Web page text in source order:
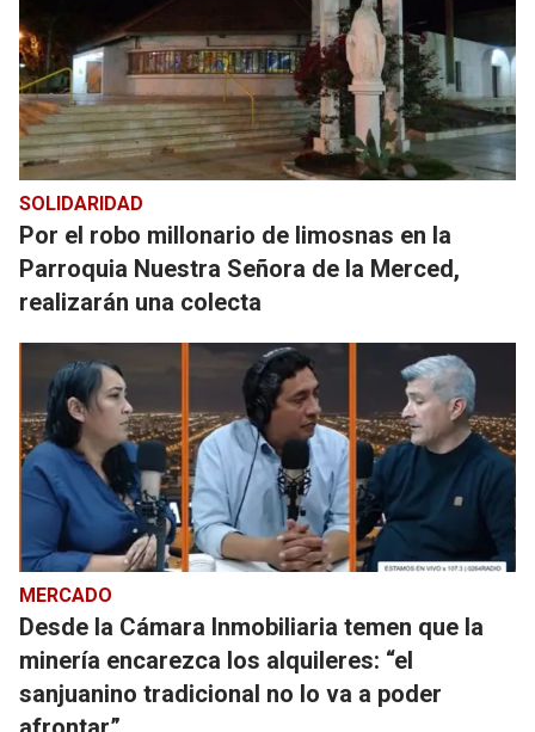
SOLIDARIDAD
Por el robo millonario de limosnas en la
Parroquia Nuestra Señora de la Merced,
realizarán una colecta
MERCADO
Desde la Cámara Inmobiliaria temen que la
minería encarezca los alquileres: “el
sanjuanino tradicional no lo va a poder